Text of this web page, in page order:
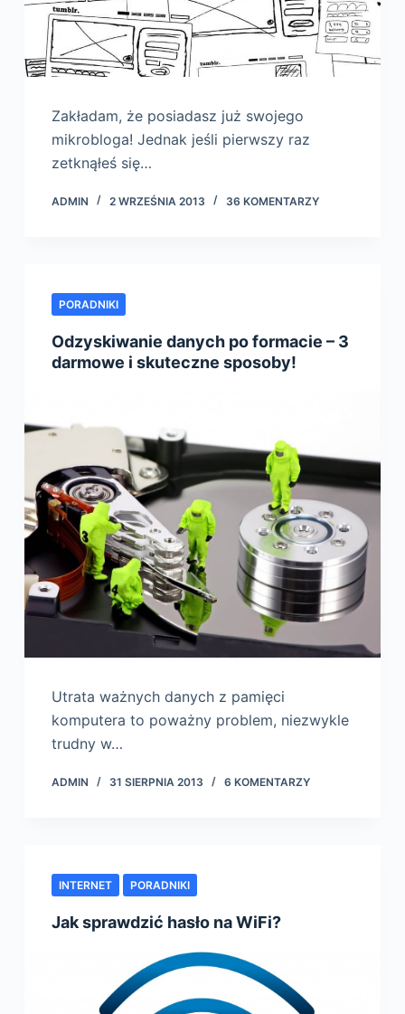
Zakładam, że posiadasz już swojego
mikrobloga! Jednak jeśli pierwszy raz
zetknąłeś się…
ADMIN 2 WRZEŚNIA 2013 36 KOMENTARZY
PORADNIKI
Odzyskiwanie danych po formacie – 3
darmowe i skuteczne sposoby!
Utrata ważnych danych z pamięci
komputera to poważny problem, niezwykle
trudny w…
ADMIN 31 SIERPNIA 2013 6 KOMENTARZY
INTERNET PORADNIKI
Jak sprawdzić hasło na WiFi?